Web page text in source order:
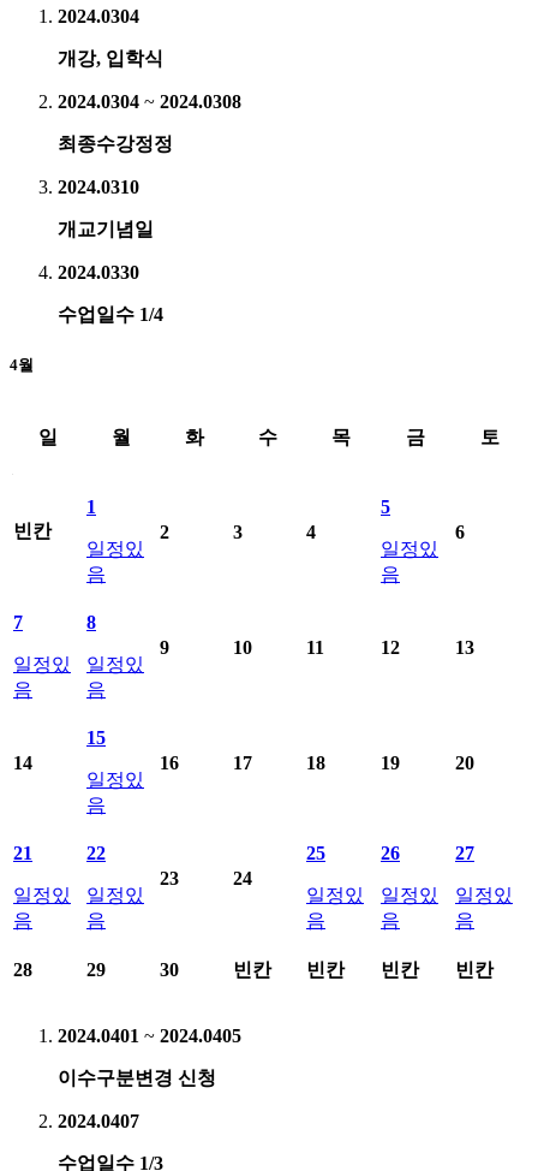
2024.0304
개강, 입학식
2024.0304 ~ 2024.0308
최종수강정정
2024.0310
개교기념일
2024.0330
수업일수 1/4
4월
일 월 화 수 목 금 토
빈칸
1
일정있
음
2 3 4
5
일정있
음
6
7
일정있
음
8
일정있
음
9 10 11 12 13
14
15
일정있
음
16 17 18 19 20
21
일정있
음
22
일정있
음
23 24
25
일정있
음
26
일정있
음
27
일정있
음
28 29 30 빈칸 빈칸 빈칸 빈칸
2024.0401 ~ 2024.0405
이수구분변경 신청
2024.0407
수업일수 1/3